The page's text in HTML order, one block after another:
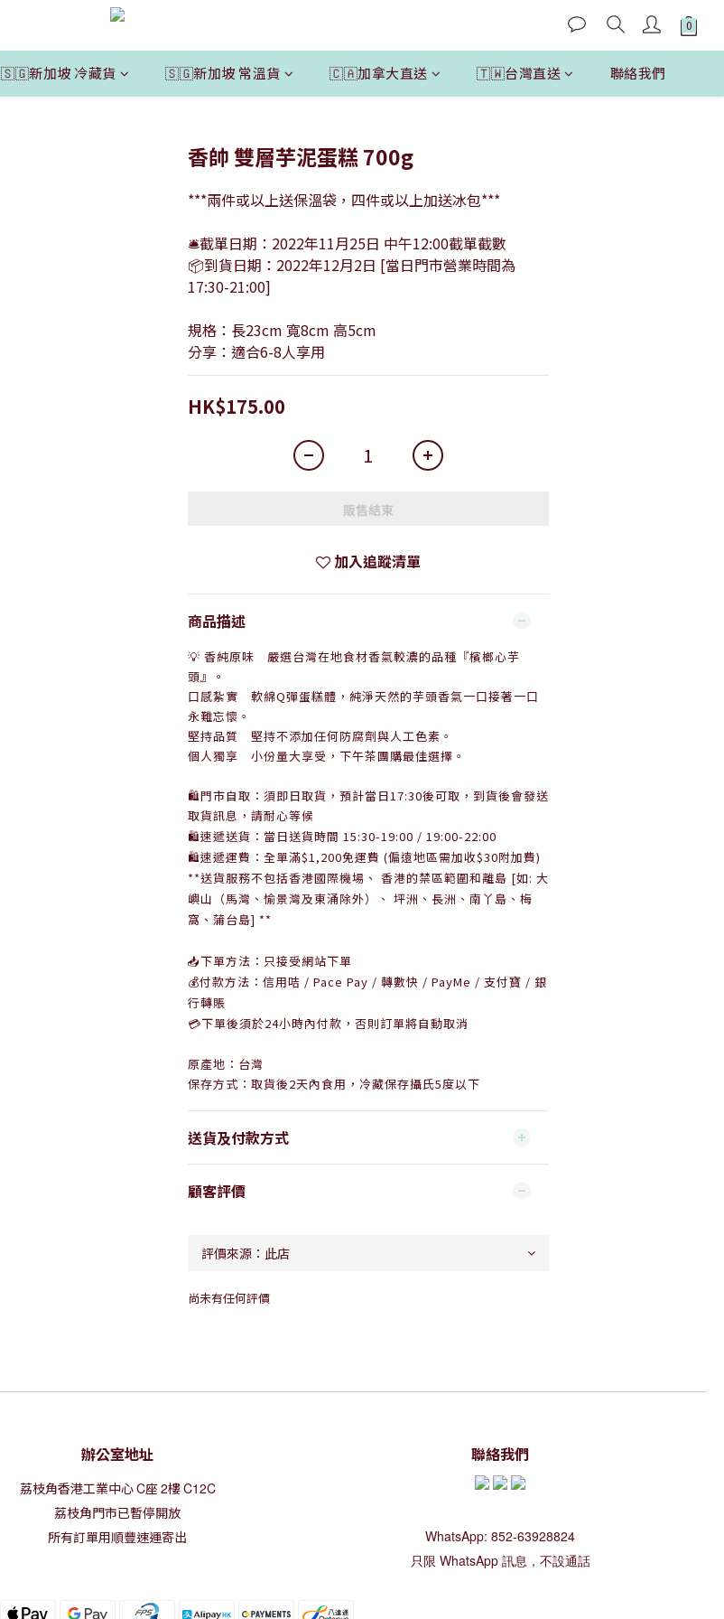
🇸🇬新加坡 冷藏貨 🇸🇬新加坡 常溫貨 🇨🇦加拿大直送 🇹🇼台灣直送 聯絡我們
香帥 雙層芋泥蛋糕 700g
***兩件或以上送保溫袋，四件或以上加送冰包***
🛎截單日期：2022年11月25日 中午12:00截單截數
📦到貨日期：2022年12月2日 [當日門市營業時間為
17:30-21:00]
規格：長23cm 寬8cm 高5cm
分享：適合6-8人享用
HK$175.00
販售結束
加入追蹤清單
商品描述
💡 香純原味 嚴選台灣在地食材香氣較濃的品種『檳榔心芋
頭』。
口感紮實 軟綿Q彈蛋糕體，純淨天然的芋頭香氣一口接著一口
永難忘懷。
堅持品質 堅持不添加任何防腐劑與人工色素。
個人獨享 小份量大享受，下午茶團購最佳選擇。
🛍門市自取：須即日取貨，預計當日17:30後可取，到貨後會發送
取貨訊息， 請耐心等候
🛍速遞送貨：當日送貨時間 15:30-19:00 / 19:00-22:00
🛍速遞運費： 全單滿$1,200免運費 (偏遠地區需加收$30附加費)
**送貨服務不包括香港國際機場、 香港的禁區範圍和離島 [如: 大
嶼山 （馬灣、愉景灣及東涌除外）
、 坪洲、長洲、南丫島、梅
窩、蒲台島] **
📥下單方法：只接受網站下單
💰付款方法：信用咭 / Pace Pay / 轉數快 / PayMe / 支付寶 / 銀
行轉賬
💳下單後須於24小時內付款，否則訂單將自動取消
原產地：台灣
保存方式： 取貨後2天內食用， 冷藏保存攝氏5度以下
送貨及付款方式
顧客評價
尚未有任何評價
辦公室地址
荔枝角香港工業中心C座2樓C12C
荔枝角門市已暫停開放
所有訂單用順豐速運寄出
聯絡我們
WhatsApp: 852-63928824
只限 WhatsApp 訊息，不設通話